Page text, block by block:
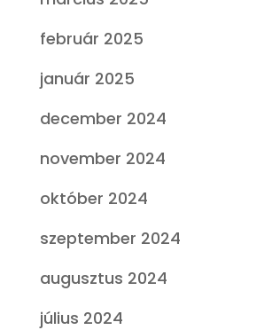
február 2025
január 2025
december 2024
november 2024
október 2024
szeptember 2024
augusztus 2024
július 2024